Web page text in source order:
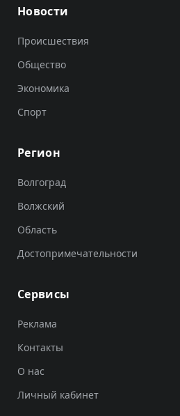
Новости
Происшествия
Общество
Экономика
Спорт
Регион
Волгоград
Волжский
Область
Достопримечательности
Сервисы
Реклама
Контакты
О нас
Личный кабинет